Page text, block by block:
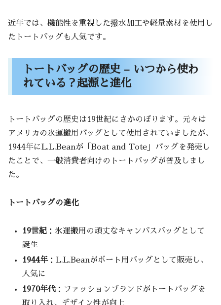
ハイブランドのトートバッグ – 大人の魅力
日本発ブランドも注目！国内ブランドのお
すすめトートバッグ
トートバッグの手入れ方法と長持ちさせるコツ
ャンバス・ナイロン
キャンバス製トートバッグの手入れ方
汚れやシミを防ぐ！長く愛用するためのメ
収納の仕方で寿命が変わる？トートバッグ
まとめ
用途に応じた選び方
近年では、機能性を重視した撥水加工や軽量素材を使用し
たトートバッグも人気です。
トートバッグの歴史 – いつから使わ
れている？起源と進化
トートバッグの歴史は19世紀にさかのぼります。元々は
アメリカの氷運搬用バッグとして使用されていましたが、
1944年にL.L.Beanが「Boat and Tote」バッグを発売し
たことで、一般消費者向けのトートバッグが普及しまし
た。
トートバッグの進化
19世紀 ：氷運搬用の頑丈なキャンバスバッグとして
誕生
1944年：L.L.Beanがボート用バッグとして販売し、
人気に
1970年代 ：ファッションブランドがトートバッグを
取り入れ、デザイン性が向上